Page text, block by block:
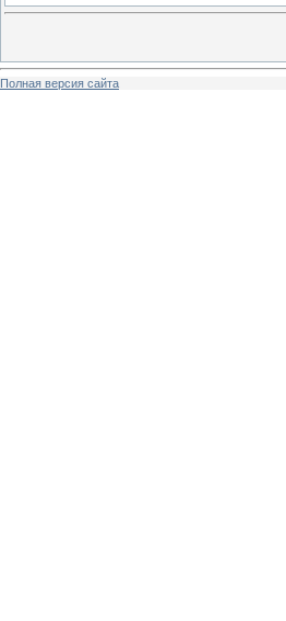
Полная версия сайта